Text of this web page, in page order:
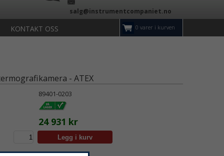
salg@instrumentcompaniet.no
KONTAKT OSS 0 varer i kurven
- ATEX
89401-0203
24 931 kr